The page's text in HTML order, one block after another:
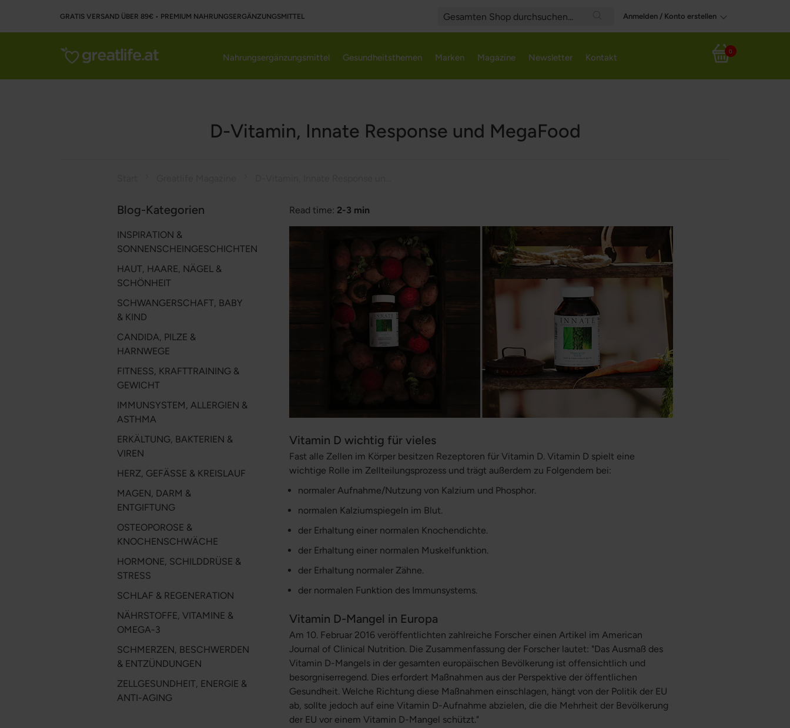
GRATIS VERSAND ÜBER 89€ • PREMIUM NAHRUNGSERGÄNZUNGSMITTEL
Search
Anmelden / Konto erstellen
Mein Warenkorb
0
Nahrungsergänzungsmittel Gesundheitsthemen Marken Magazine Newsletter Kontakt
D-Vitamin, Innate Response und MegaFood
Read time: 2-3 min
Vitamin D wichtig für vieles
Fast alle Zellen im Körper besitzen Rezeptoren für Vitamin D. Vitamin D spielt eine
wichtige Rolle im Zellteilungsprozess und trägt außerdem zu Folgendem bei:
normaler Aufnahme/Nutzung von Kalzium und Phosphor.
normalen Kalziumspiegeln im Blut.
der Erhaltung einer normalen Knochendichte.
der Erhaltung einer normalen Muskelfunktion.
der Erhaltung normaler Zähne.
der normalen Funktion des Immunsystems.
Vitamin D-Mangel in Europa
Am 10. Februar 2016 veröffentlichten zahlreiche Forscher einen Artikel im American
Journal of Clinical Nutrition. Die Zusammenfassung der Forscher lautet: "Das Ausmaß des
Vitamin D-Mangels in der gesamten europäischen Bevölkerung ist offensichtlich und
besorgniserregend. Dies erfordert Maßnahmen aus der Perspektive der öffentlichen
Gesundheit. Welche Richtung diese Maßnahmen einschlagen, hängt von der Politik der EU
ab, sollte jedoch auf eine Vitamin D-Aufnahme abzielen, die die Mehrheit der Bevölkerung
der EU vor einem Vitamin D-Mangel schützt."
Blog-Kategorien
INSPIRATION &
SONNENSCHEINGESCHICHTEN
HAUT, HAARE, NÄGEL &
SCHÖNHEIT
SCHWANGERSCHAFT, BABY
& KIND
CANDIDA, PILZE &
HARNWEGE
FITNESS, KRAFTTRAINING &
GEWICHT
IMMUNSYSTEM, ALLERGIEN &
ASTHMA
ERKÄLTUNG, BAKTERIEN &
VIREN
HERZ, GEFÄSSE & KREISLAUF
MAGEN, DARM &
ENTGIFTUNG
OSTEOPOROSE &
KNOCHENSCHWÄCHE
HORMONE, SCHILDDRÜSE &
STRESS
SCHLAF & REGENERATION
NÄHRSTOFFE, VITAMINE &
OMEGA-3
SCHMERZEN, BESCHWERDEN
& ENTZÜNDUNGEN
ZELLGESUNDHEIT, ENERGIE &
ANTI-AGING